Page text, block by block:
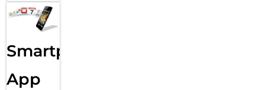
Smartphone
App